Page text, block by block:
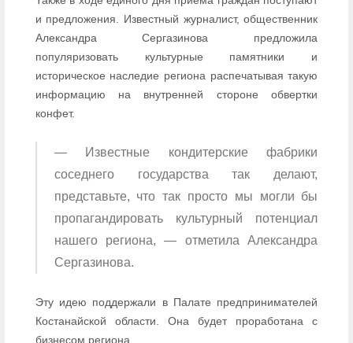
и предложения. Известный журналист, общественник
Александра Сергазинова предложила
популяризовать культурные памятники и
историческое наследие региона распечатывая такую
информацию на внутренней стороне обвертки
конфет.
— Известные кондитерские фабрики
соседнего государства так делают,
представьте, что так просто мы могли бы
пропагандировать культурный потенциал
нашего региона, — отметила Александра
Сергазинова.
Эту идею поддержали в Палате предпринимателей
Костанайской области. Она будет проработана с
бизнесом региона.